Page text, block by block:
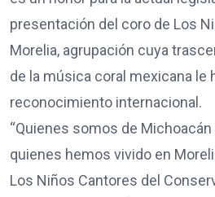
presentación del coro de Los
Morelia, agrupación cuya
de la música coral mexicana le
reconocimiento internacional.
“Quienes somos de
quienes hemos vivido en
Los Niños Cantores del